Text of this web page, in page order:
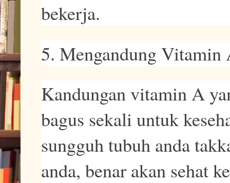
bekerja.
5. Mengandung Vitamin
Kandungan vitamin A
bagus sekali untuk
sungguh tubuh anda
anda, benar akan sehat